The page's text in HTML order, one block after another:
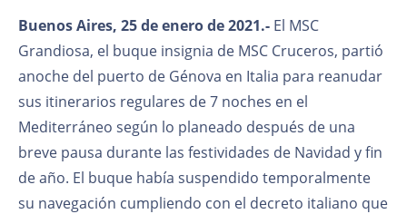
Buenos Aires, 25 de enero de 2021.- El MSC
Grandiosa, el buque insignia de MSC Cruceros, partió
anoche del puerto de Génova en Italia para reanudar
sus itinerarios regulares de 7 noches en el
Mediterráneo según lo planeado después de una
breve pausa durante las festividades de Navidad y fin
de año. El buque había suspendido temporalmente
su navegación cumpliendo con el decreto italiano que